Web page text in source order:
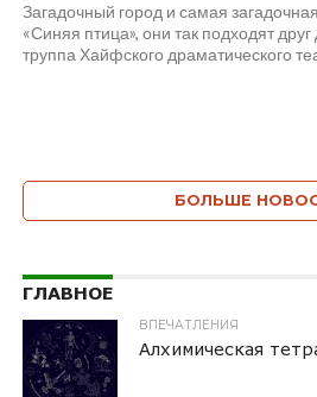
Загадочный город и самая
«Синяя птица», они так подходят друг
труппа Хайфского драматического
БОЛЬШЕ
ГЛАВНОЕ
ВПЕЧАТЛЕНИЯ
Алхимическая